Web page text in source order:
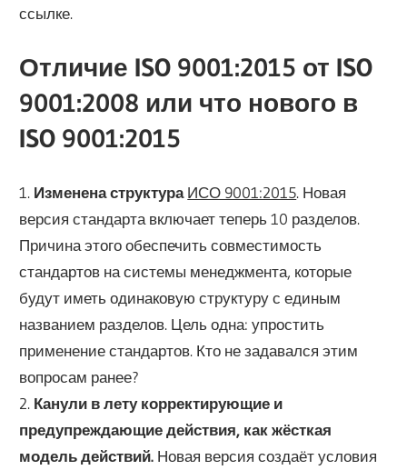
ссылке.
Отличие ISO 9001:2015 от ISO
9001:2008 или что нового в
ISO 9001:2015
1. Изменена структура ИСО 9001:2015. Новая
версия стандарта включает теперь 10 разделов.
Причина этого обеспечить совместимость
стандартов на системы менеджмента, которые
будут иметь одинаковую структуру с единым
названием разделов. Цель одна: упростить
применение стандартов. Кто не задавался этим
вопросам ранее?
2. Канули в лету корректирующие и
предупреждающие действия, как жёсткая
модель действий. Новая версия создаёт условия